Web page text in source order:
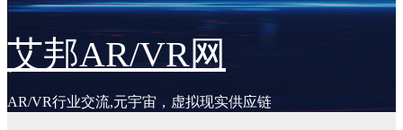
艾邦AR/VR网
AR/VR行业交流,元宇宙，虚拟现实供应链